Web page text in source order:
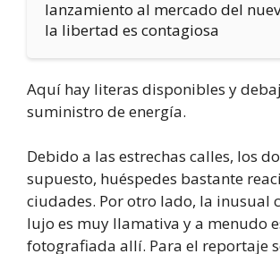
lanzamiento al mercado del
la libertad es contagiosa
Aquí hay literas disponibles y
suministro de energía.
Debido a las estrechas calles, los
supuesto, huéspedes bastante
ciudades. Por otro lado, la inusual
lujo es muy llamativa y a menudo
fotografiada allí. Para el reportaje